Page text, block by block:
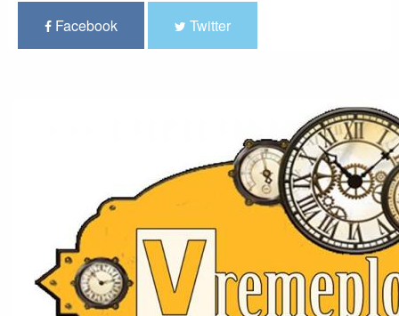
Facebook Twitter